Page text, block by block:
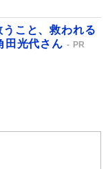
うこと、救われる
光代さん
PR